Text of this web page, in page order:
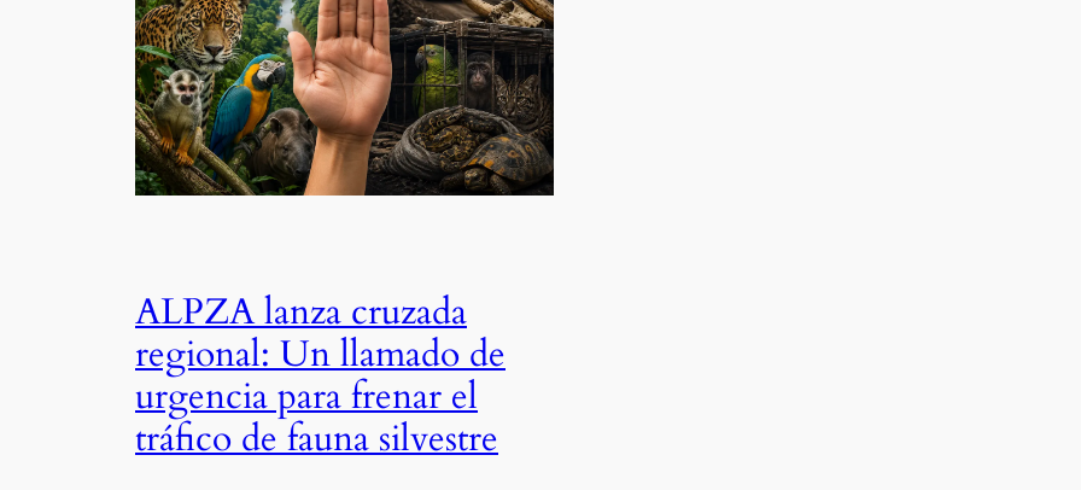
ALPZA lanza cruzada
regional: Un llamado de
urgencia para frenar el
tráfico de fauna silvestre